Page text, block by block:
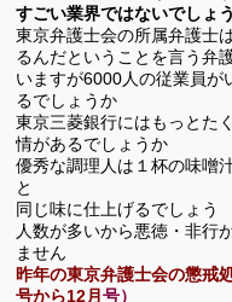
すごい業界ではないでしょ
東京弁護士会の所属弁護士
るんだということを言う弁
いますが6000人の従業員が
るでしょうか
東京三菱銀行にはもっとた
情があるでしょうか
優秀な調理人は１杯の味噌
と
同じ味に仕上げるでしょう
人数が多いから悪徳・非行
ません
昨年の東京弁護士会の懲戒
号から12月号）